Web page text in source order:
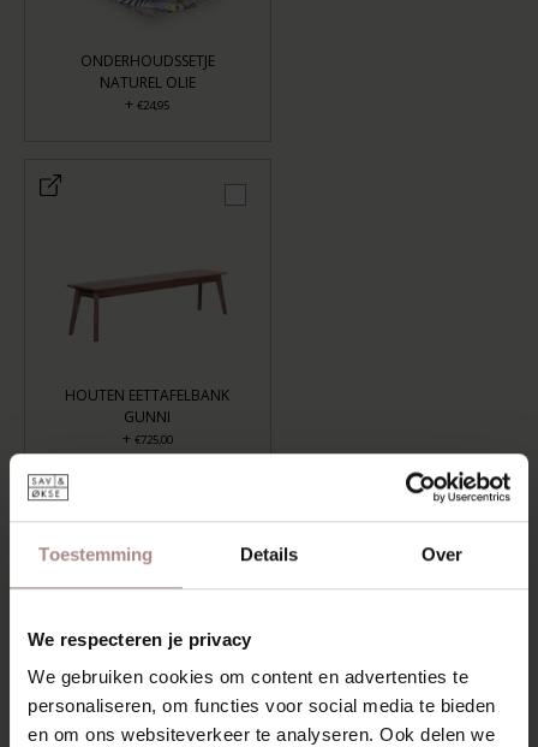
Toestemming Details Over
We respecteren je privacy
We gebruiken cookies om content en advertenties te
personaliseren, om functies voor social media te bieden
en om ons websiteverkeer te analyseren. Ook delen we
ONDERHOUDSSETJE
NATUREL OLIE
+ €24,95
HOUTEN EETTAFELBANK
GUNNI
+ €725,00
TOEVOEGEN AAN WINKELWAGEN
Aan verlanglijst toevoegen
Levertijd: 6-8 weken
OMSCHRIJVING